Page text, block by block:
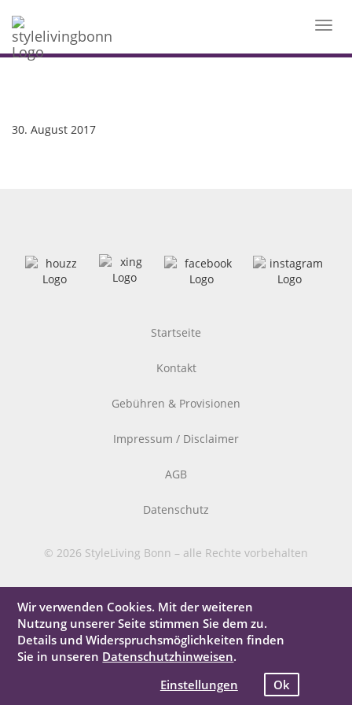
30. August 2017
Startseite
Kontakt
Gebühren & Provisionen
Impressum / Disclaimer
AGB
Datenschutz
© 2026 StyleLiving Bonn – alle Rechte vorbehalten
Wir verwenden Cookies. Mit der weiteren
Nutzung unserer Seite stimmen Sie dem zu.
Details und Widerspruchsmöglichkeiten finden
Sie in unseren Datenschutzhinweisen.
Einstellungen
Ok